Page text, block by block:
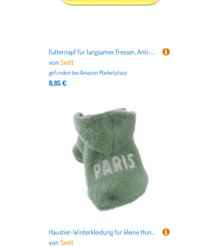
Futternapf für langsames Fressen, Anti-Schlingen, dreieckige Form, für kleine Hunde und Katzen, langsames Fressen
vonSxett
gefunden beiAmazon Marketplace
8,85 €
Haustier-Winterkleidung für kleine Hunde, Katzen, Welpen, Kapuzenpullover, Mantel, Jumpsuits, Urlaubskostüm, Outfits für Chihuahua, Yorkies, warme Kleidung, kleine Hunde, Kapuzenpullover, Jungen
vonSxett